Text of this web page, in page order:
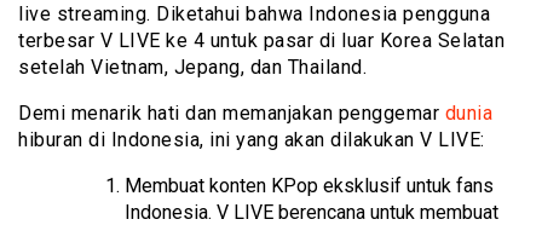
live streaming. Diketahui bahwa Indonesia pengguna
terbesar V LIVE ke 4 untuk pasar di luar Korea Selatan
setelah Vietnam, Jepang, dan Thailand.
Demi menarik hati dan memanjakan penggemar dunia
hiburan di Indonesia, ini yang akan dilakukan V LIVE:
Membuat konten KPop eksklusif untuk fans
Indonesia. V LIVE berencana untuk membuat